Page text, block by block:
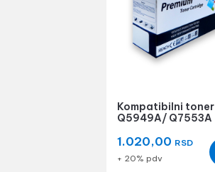
Kompatibilni toner
Q5949A/ Q7553A
1.020,00 RSD
+ 20% pdv